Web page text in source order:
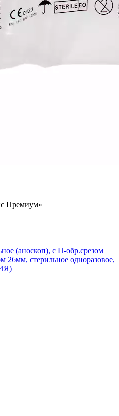
Премиум»
(аноскоп), с П-обр.срезом
26мм, стерильное одноразовое,